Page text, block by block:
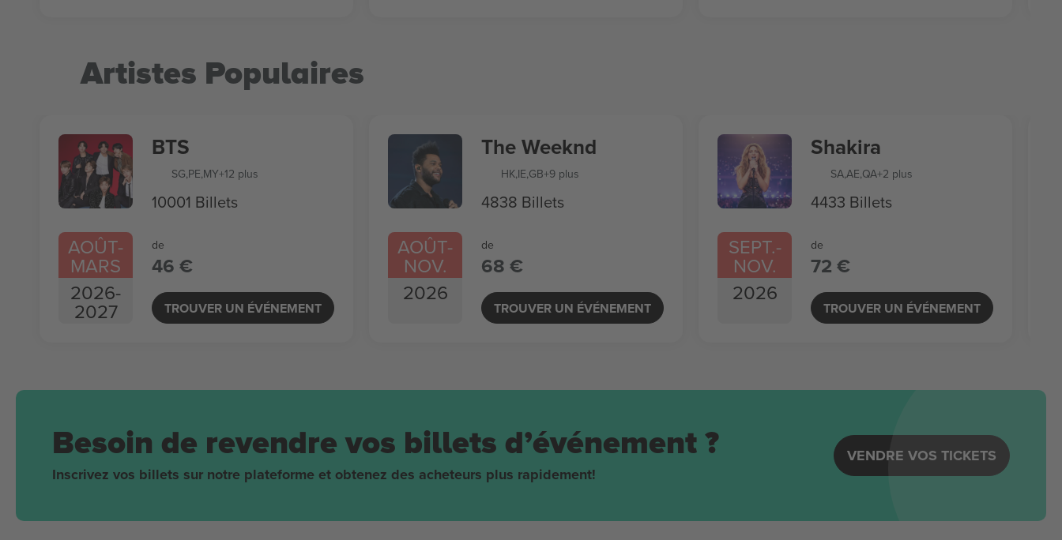
Artistes Populaires
AOÛT-
MARS
2026-
2027
BTS
SG,PE,MY+12 plus
10001 Billets
de
46 €
TROUVER UN ÉVÉNEMENT
AOÛT-
NOV.
2026
The Weeknd
HK,IE,GB+9 plus
4838 Billets
de
68 €
TROUVER UN ÉVÉNEMENT
SEPT.-
NOV.
2026
Shakira
SA,AE,QA+2 plus
4433 Billets
de
72 €
TROUVER UN ÉVÉNEMENT
Besoin de revendre vos billets d’événement ?
Inscrivez vos billets sur notre plateforme et obtenez des acheteurs plus rapidement!
VENDRE VOS TICKETS